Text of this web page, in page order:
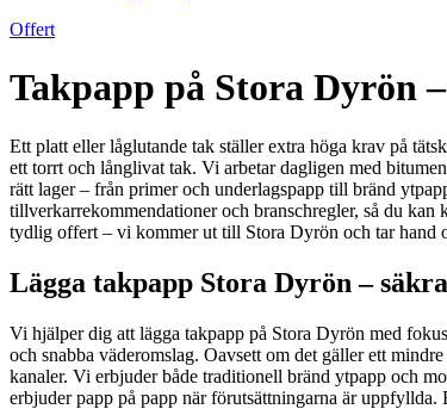
Offert
Takpapp på Stora Dyrön
Ett platt eller låglutande tak ställer extra höga krav på
ett torrt och långlivat tak. Vi arbetar dagligen med
rätt lager – från primer och underlagspapp till bränd
tillverkarrekommendationer och branschregler, så du
tydlig offert – vi kommer ut till Stora Dyrön och tar hand
Lägga takpapp Stora Dyrön –
Vi hjälper dig att lägga takpapp på Stora Dyrön med
och snabba väderomslag. Oavsett om det gäller ett
kanaler. Vi erbjuder både traditionell bränd ytpapp och
erbjuder papp på papp när förutsättningarna är